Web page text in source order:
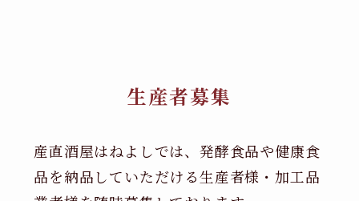
生産者募集
産直酒屋はねよしでは、発酵食品や健康食
品を納品していただける生産者様・加工品